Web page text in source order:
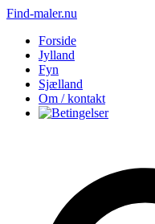
Find-maler.nu
Forside
Jylland
Fyn
Sjælland
Om / kontakt